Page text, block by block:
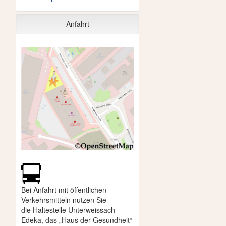
Anfahrt
Bei Anfahrt mit öffentlichen
Verkehrsmitteln nutzen Sie
die Haltestelle Unterweissach
Edeka, das „Haus der Gesundheit“